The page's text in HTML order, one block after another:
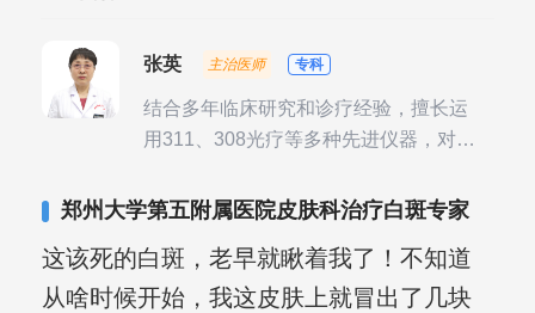
张英 主治医师 专科
结合多年临床研究和诊疗经验，擅长运
用311、308光疗等多种先进仪器，对不
其对女性银屑病、顽固性银屑病、全身
验。
郑州大学第五附属医院皮肤科治疗白斑专家
这该死的白斑，老早就瞅着我了！不知道
从啥时候开始，我这皮肤上就冒出了几块